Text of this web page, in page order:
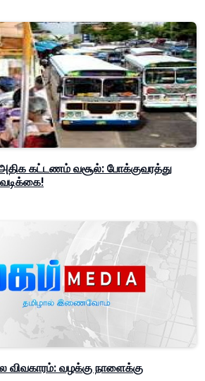
அதிக கட்டணம் வசூல்: போக்குவரத்து
விவகாரம்: வழக்கு நாளைக்கு